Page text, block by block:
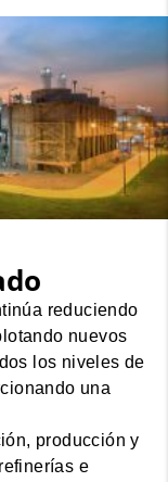
reduciendo
nuevos
los niveles de
una
producción y
e